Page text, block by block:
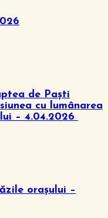
de Paști
cu lumânarea
– 4.04.2026
orașului –